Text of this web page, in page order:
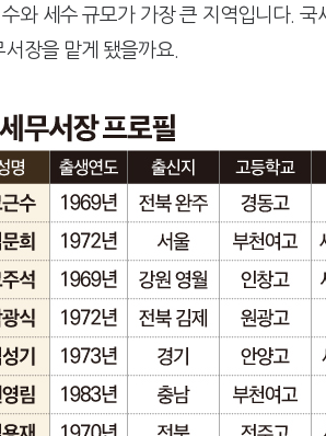
와 세수 규모가 가장 큰 지역입니다. 국
장을 맡게 됐을까요.